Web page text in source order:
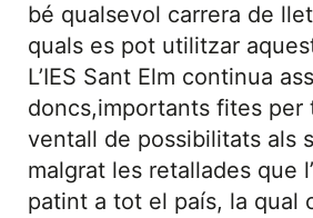
bé qualsevol carrera de
quals es pot utilitzar
L’IES Sant Elm continua
doncs,importants fites per
ventall de possibilitats als
malgrat les retallades que
patint a tot el país, la qual